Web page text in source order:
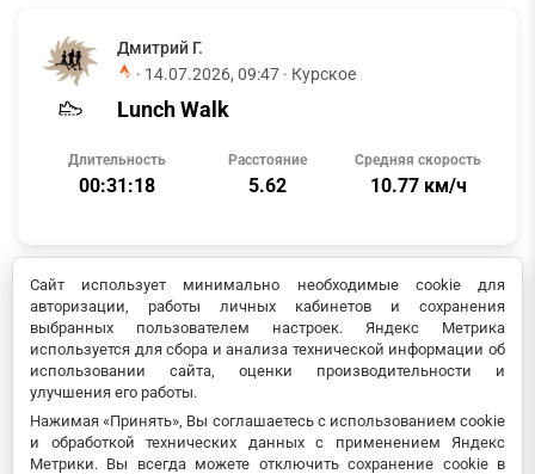
Дмитрий Г.
· 14.07.2026, 09:47 · Курское
Lunch Walk
Длительность
00:31:18
Расстояние
5.62
Средняя скорость
10.77 км/ч
Дмитрий Г.
·14.07.2026, 05:19· Курское
Morning Run
Длительность
01:03:00
Расстояние
15.80
Темп
03:59
Сайт использует минимально необходимые cookie для
авторизации, работы личных кабинетов и сохранения
выбранных пользователем настроек. Яндекс Метрика
используется для сбора и анализа технической информации об
использовании сайта, оценки производительности и
улучшения его работы.
Нажимая «Принять», Вы соглашаетесь с использованием cookie
и обработкой технических данных с применением Яндекс
Метрики. Вы всегда можете отключить сохранение cookie в